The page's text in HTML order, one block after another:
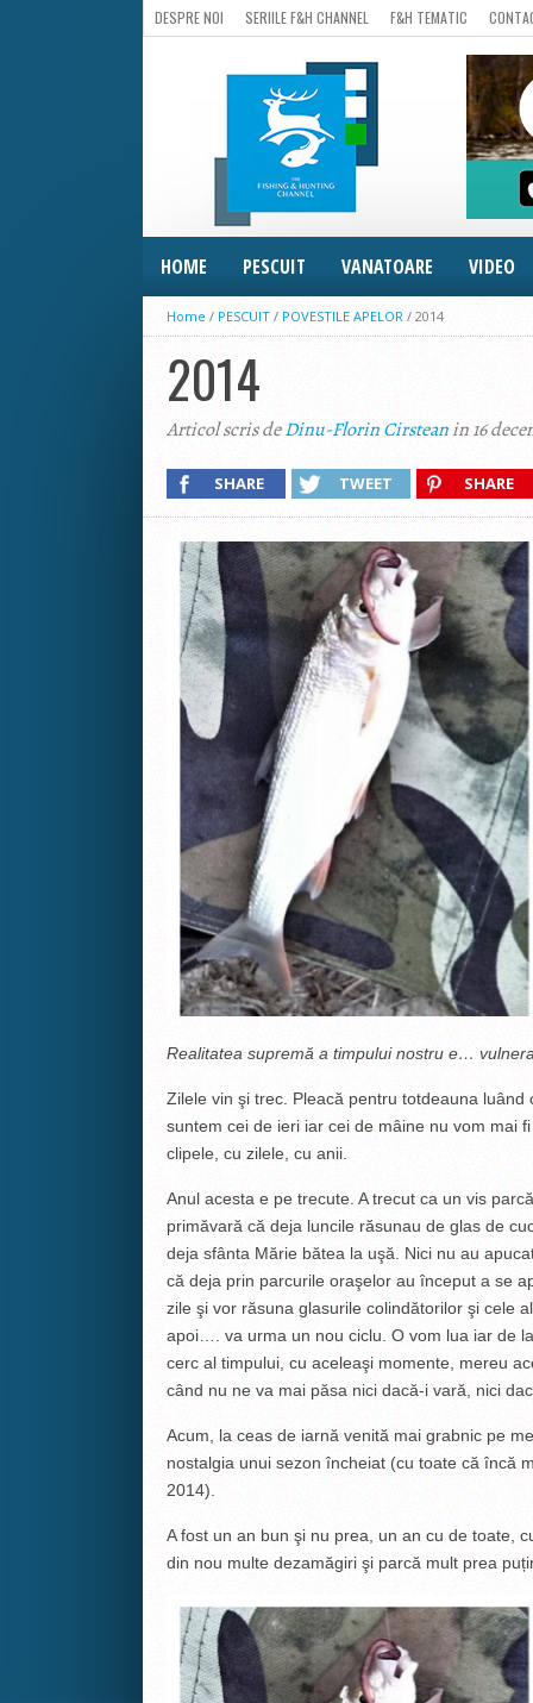
DESPRE NOI SERIILE F&H CHANNEL F&H TEMATIC
HOME PESCUIT VANATOARE VIDEO
Home / PESCUIT / POVESTILE APELOR / 2014
2014
Articol scris deDinu-Florin Cirsteanin 16
SHARE TWEET SHARE
Realitatea supremă a timpului nostru e…
Zilele vin şi trec. Pleacă pentru totdeauna
suntem cei de ieri iar cei de mâine nu vom mai
clipele, cu zilele, cu anii.
Anul acesta e pe trecute. A trecut ca un vis
primăvară că deja luncile răsunau de glas de
deja sfânta Mărie bătea la uşă. Nici nu au
că deja prin parcurile oraşelor au început a se
zile şi vor răsuna glasurile colindătorilor şi cele
apoi…. va urma un nou ciclu. O vom lua iar de
cerc al timpului, cu aceleaşi momente, mereu
când nu ne va mai păsa nici dacă-i vară, nici
Acum, la ceas de iarnă venită mai grabnic pe
nostalgia unui sezon încheiat (cu toate că încă
2014).
A fost un an bun şi nu prea, un an cu de toate,
din nou multe dezamăgiri şi parcă mult prea